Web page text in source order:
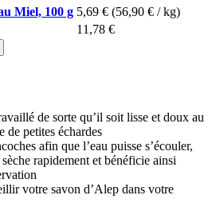
Miel, 100 g 5,69 € (56,90 € / kg)
11,78 €
de sorte qu’il soit lisse et doux au
de petites échardes
afin que l’eau puisse s’écouler,
rapidement et bénéficie ainsi
votre savon d’Alep dans votre